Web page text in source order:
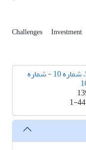
Challenges Investment
دوره 5، شماره 10 - شماره
1-44